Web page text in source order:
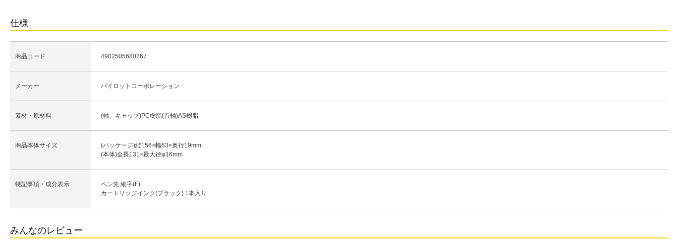
仕様
商品コード 4902505680267
メーカー パイロットコーポレーション
素材・原材料 (軸、キャップ)PC樹脂(首軸)AS樹脂
商品本体サイズ
(パッケージ)縦156×幅63×奥行19mm
(本体)全長131×最大径φ16mm
特記事項・成分表示
ペン先:細字(F)
カートリッジインク(ブラック) 1本入り
みんなのレビュー